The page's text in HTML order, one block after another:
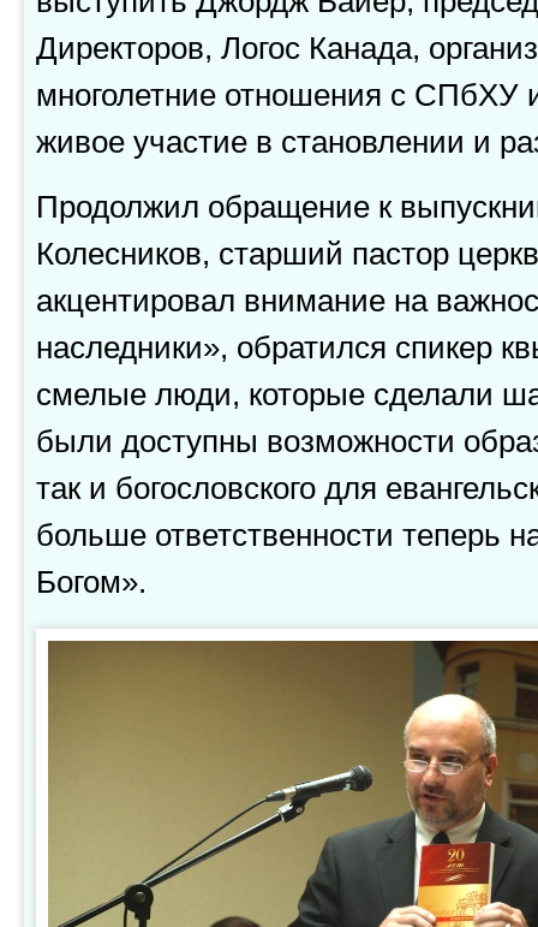
Директоров, Логос Канада,
многолетние отношения с СПбХУ
живое участие в становлении и
Продолжил обращение к
Колесников, старший пастор
акцентировал внимание на
наследники», обратился спикер
смелые люди, которые сделали
были доступны возможности
так и богословского для
больше ответственности теперь
Богом».